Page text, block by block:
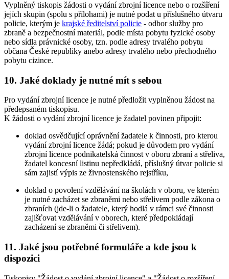
Vyplněný tiskopis žádosti o vydání zbrojní licence nebo o rozšíření
jejích skupin (spolu s přílohami) je nutné podat u příslušného útvaru
policie, kterým je krajské ředitelství policie - odbor služby pro
zbraně a bezpečnostní materiál, podle místa pobytu fyzické osoby
nebo sídla právnické osoby, tzn. podle adresy trvalého pobytu
občana České republiky anebo adresy trvalého nebo přechodného
pobytu cizince.
10. Jaké doklady je nutné mít s sebou
Pro vydání zbrojní licence je nutné předložit vyplněnou žádost na
předepsaném tiskopisu.
K žádosti o vydání zbrojní licence je žadatel povinen připojit:
doklad osvědčující oprávnění žadatele k činnosti, pro kterou
vydání zbrojní licence žádá; pokud je důvodem pro vydání
zbrojní licence podnikatelská činnost v oboru zbraní a střeliva,
žadatel koncesní listinu nepředkládá, příslušný útvar policie si
sám zajistí výpis ze živnostenského rejstříku,
doklad o povolení vzdělávání na školách v oboru, ve kterém
je nutné zacházet se zbraněmi nebo střelivem podle zákona o
zbraních (jde-li o žadatele, který hodlá v rámci své činnosti
zajišťovat vzdělávání v oborech, které předpokládají
zacházení se zbraněmi či střelivem).
11. Jaké jsou potřebné formuláře a kde jsou k
dispozici